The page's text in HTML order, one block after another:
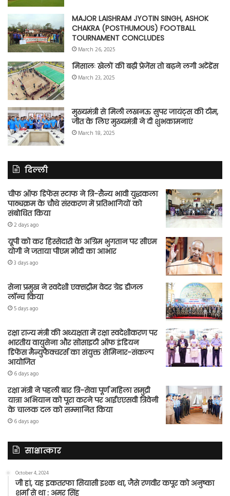
MAJOR LAISHRAM JYOTIN SINGH, ASHOK
CHAKRA (POSTHUMOUS) FOOTBALL
TOURNAMENT CONCLUDES
March 26, 2025
मिसालः खेलों की बढ़ी प्रेजेंस तो बढ़ने लगी अटेंडेंस
March 23, 2025
मुख्यमंत्री से मिली लखनऊ सुपर जायंट्स की टीम,
जीत के लिए मुख्यमंत्री ने दी शुभकामनाएं
March 18, 2025
दिल्ली
चीफ ऑफ डिफेंस स्टाफ ने त्रि-सैन्य भावी युद्धकला
पाठ्यक्रम के चौथे संस्करण में प्रतिभागियों को
संबोधित किया
2 days ago
यूपी को कर हिस्सेदारी के अग्रिम भुगतान पर सीएम
योगी ने जताया पीएम मोदी का आभार
3 days ago
सेना प्रमुख ने स्वदेशी एक्सट्रीम वेदर ग्रेड डीजल
लॉन्च किया
5 days ago
रक्षा राज्य मंत्री की अध्यक्षता में रक्षा स्वदेशीकरण पर
भारतीय वायुसेना और सोसाइटी ऑफ इंडियन
डिफेंस मैन्युफैक्चरर्स का संयुक्त सेमिनार-संकल्प
आयोजित
6 days ago
रक्षा मंत्री ने पहली बार त्रि-सेवा पूर्ण महिला समुद्री
यात्रा अभियान को पूरा करने पर आईएएसवी त्रिवेनी
के चालक दल को सम्मानित किया
6 days ago
साक्षात्कार
October 4, 2024
जी हां, यह इकतरफा सियासी इश्क था, जैसे रणवीर कपूर को अनुष्का
शर्मा से था : अमर सिंह